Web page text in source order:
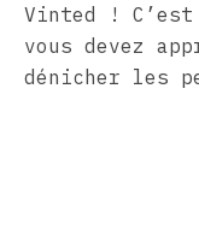
Vinted ! C’est
vous devez
dénicher les